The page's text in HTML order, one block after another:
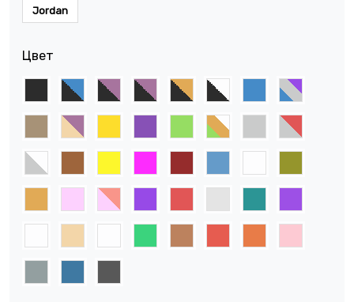
Jordan
Цвет